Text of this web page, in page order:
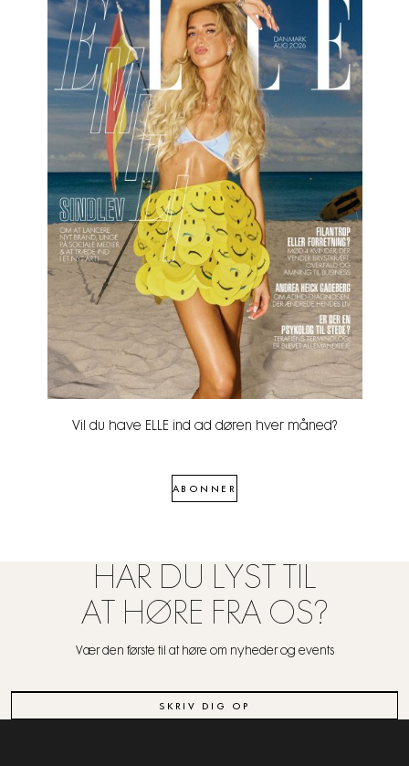
Vil du have ELLE ind ad døren hver måned?
ABONNER
HAR DU LYST TIL
AT HØRE FRA OS?
Vær den første til at høre om nyheder og events
SKRIV DIG OP